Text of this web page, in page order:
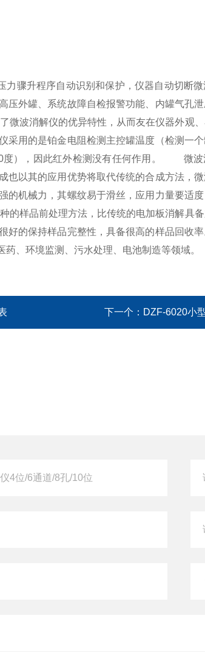
升程序自动识别和保护，仪器自动切断微
外罐、系统故障自检报警功能、内罐气孔
波消解仪的优异特性，从而友在仪器外观、
用的是铂金电阻检测主控罐温度（检测一
），因此红外检测没有任何作用。
微波消
以其的应用优势将取代传统的合成方法，微
机械力，其螺纹易于滑丝，应用力量要适
样品前处理方法，比传统的电加板消解具备
的保持样品完整性，具备很高的样品回收
、环境监测、污水处理、电池制造等领域。
下一个： DZF-6020小